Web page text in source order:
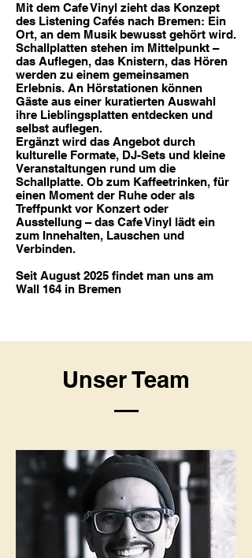
Mit dem Cafe Vinyl zieht das Konzept
des Listening Cafés nach Bremen: Ein
Ort, an dem Musik bewusst gehört wird.
Schallplatten stehen im Mittelpunkt –
das Auflegen, das Knistern, das Hören
werden zu einem gemeinsamen
Erlebnis. An Hörstationen können
Gäste aus einer kuratierten Auswahl
ihre Lieblingsplatten entdecken und
selbst auflegen.
Ergänzt wird das Angebot durch
kulturelle Formate, DJ-Sets und kleine
Veranstaltungen rund um die
Schallplatte. Ob zum Kaffeetrinken, für
einen Moment der Ruhe oder als
Treffpunkt vor Konzert oder
Ausstellung – das Cafe Vinyl lädt ein
zum Innehalten, Lauschen und
Verbinden.
Seit August 2025 findet man uns am
Wall 164 in Bremen
Unser Team